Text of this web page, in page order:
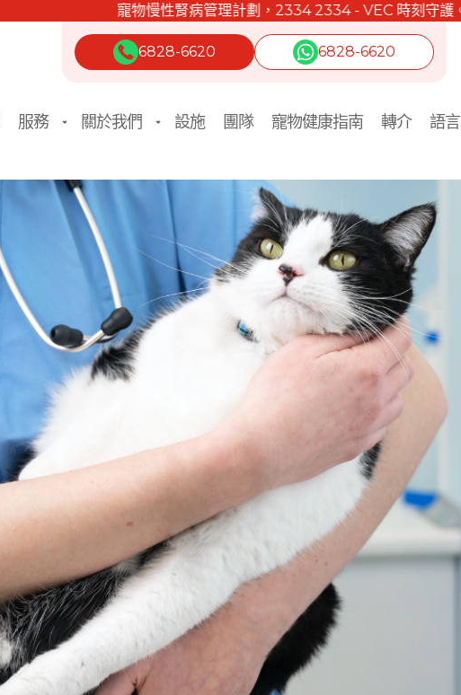
寵物慢性腎病管理計劃，2334 2334 - VEC 時刻守護。
6828-6620 6828-6620
服務 關於我們 設施 團隊 寵物健康指南 轉介 語言